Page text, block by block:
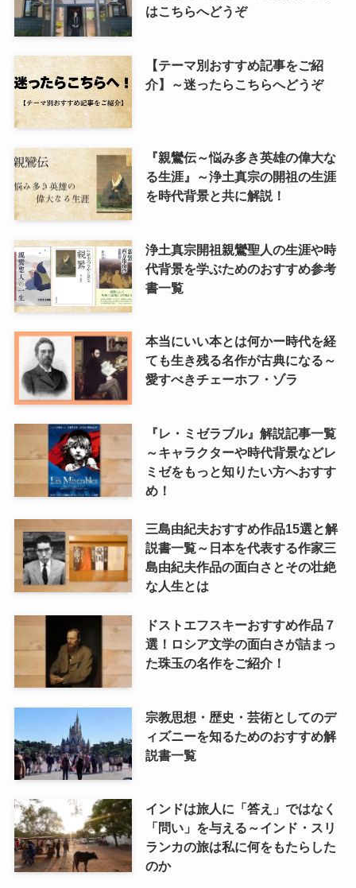
リンク集
はこちらへどうぞ
【テーマ別おすすめ記事をご紹
介】～迷ったらこちらへどうぞ
『親鸞伝～悩み多き英雄の偉大な
る生涯』～浄土真宗の開祖の生涯
を時代背景と共に解説！
浄土真宗開祖親鸞聖人の生涯や時
代背景を学ぶためのおすすめ参考
書一覧
本当にいい本とは何かー時代を経
ても生き残る名作が古典になる～
愛すべきチェーホフ・ゾラ
『レ・ミゼラブル』解説記事一覧
～キャラクターや時代背景などレ
ミゼをもっと知りたい方へおすす
め！
三島由紀夫おすすめ作品15選と解
説書一覧～日本を代表する作家三
島由紀夫作品の面白さとその壮絶
な人生とは
ドストエフスキーおすすめ作品７
選！ロシア文学の面白さが詰まっ
た珠玉の名作をご紹介！
宗教思想・歴史・芸術としてのデ
ィズニーを知るためのおすすめ解
説書一覧
インドは旅人に「答え」ではなく
「問い」を与える～インド・スリ
ランカの旅は私に何をもたらした
のか